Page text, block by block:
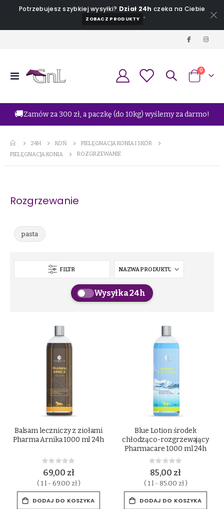
Potrzebujesz szybkiej wysyłki? Dział 24h czeka na Ciebie
ZOBACZ PRODUKTY *
Przełącznik
Koszyk
0
🚚Zamów za 300 zł, a paczkę (do 10kg) wyślemy za darmo!
24H KOŃ
PIELĘGNACJA KONIA I SKÓR
PIELĘGNACJA KONIA
ROZGRZEWANIE
Rozgrzewanie
pasta
FILTR
Wysyłka 24h
Balsam leczniczy z ziołami
Pharma Arnika 1000 ml 24h
Rating:
0%
69,00 zł
( 1 l - 69.00 zł )
DODAJ DO KOSZYKA
Blue Lotion środek
chłodząco-rozgrzewający
Pharmacare 1000 ml 24h
Rating:
0%
85,00 zł
( 1 l - 85.00 zł )
DODAJ DO KOSZYKA